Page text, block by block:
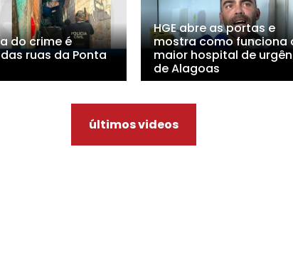
do crime é
ruas da Ponta
HGE abre as portas e
mostra como funciona
maior hospital de
de Alagoas
últimos videos